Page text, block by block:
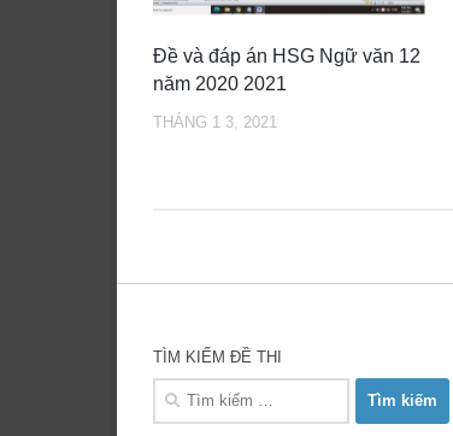
Đề và đáp án HSG Ngữ văn 12
năm 2020 2021
THÁNG 1 3, 2021
TÌM KIẾM ĐỀ THI
Tìm